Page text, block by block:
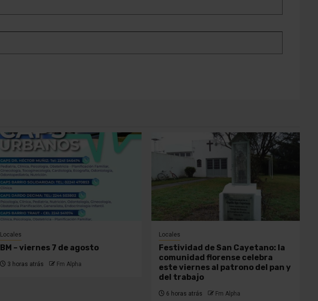
Locales
BM – viernes 7 de agosto
3 horas atrás Fm Alpha
Locales
Festividad de San Cayetano: la
comunidad florense celebra
este viernes al patrono del pan y
del trabajo
6 horas atrás Fm Alpha